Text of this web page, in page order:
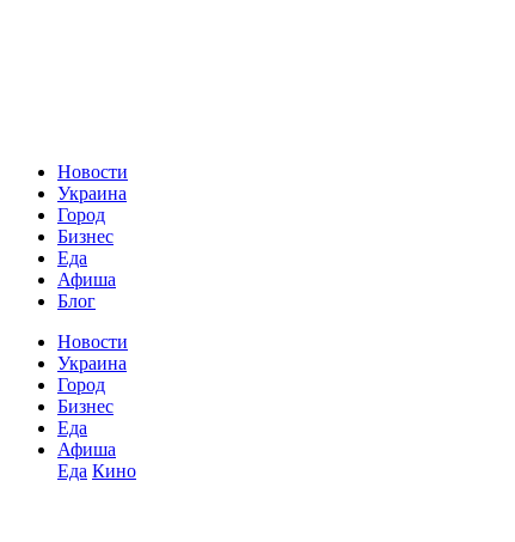
Новости
Украина
Город
Бизнес
Еда
Афиша
Блог
Новости
Украина
Город
Бизнес
Еда
Афиша
Еда Кино